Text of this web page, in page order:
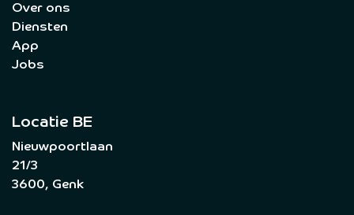
Over ons
Diensten
App
Jobs
Locatie BE
Nieuwpoortlaan
21/3
3600, Genk